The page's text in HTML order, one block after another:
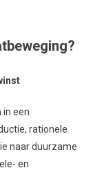
in een
rationele
naar duurzame
en